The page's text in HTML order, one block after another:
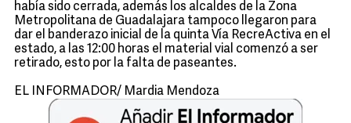
había sido cerrada, además los alcaldes de la Zona
Metropolitana de Guadalajara tampoco llegaron para
dar el banderazo inicial de la quinta Vía RecreActiva en el
estado, a las 12:00 horas el material vial comenzó a ser
retirado, esto por la falta de paseantes.
EL INFORMADOR/ Mardia Mendoza